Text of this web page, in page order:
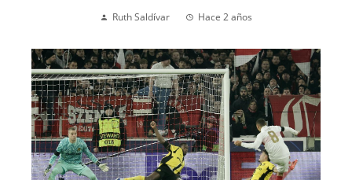
Ruth Saldívar Hace 2 años